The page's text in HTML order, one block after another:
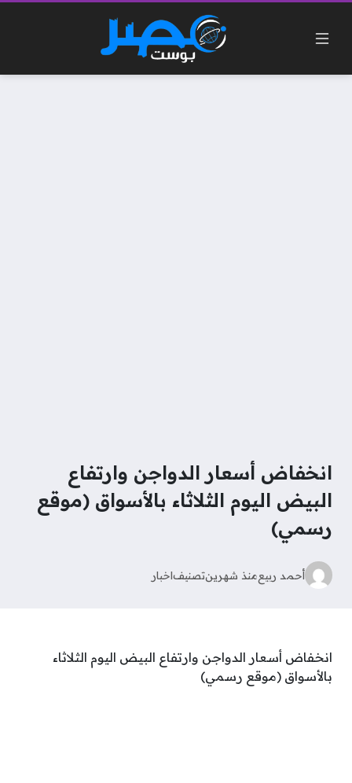
انخفاض أسعار الدواجن وارتفاع
البيض اليوم الثلاثاء بالأسواق (موقع
رسمي)
أحمد ربيعمنذ شهرينتصنيفاخبار
انخفاض أسعار الدواجن وارتفاع البيض اليوم الثلاثاء
بالأسواق (موقع رسمي)